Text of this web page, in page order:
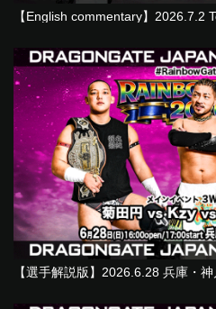
【English commentary】2026.7.2
【選手解説版】2026.6.28 兵庫・